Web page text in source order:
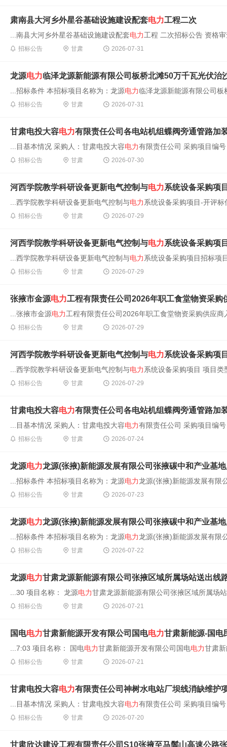
肃南县大河乡外星谷基础设施建设配套电力工程二次
...南县大河乡外星谷基础设施建设配套电力工程 二次招标公告 资格
招标公告 甘肃 2026-07-31
龙源电力临泽龙源新能源有限公司板桥北滩50万千瓦光伏治沙项目储
...招标条件 本招标项目名称为：龙源电力临泽龙源新能源有限公司
招标公告 甘肃 2026-07-31
甘肃电投大容电力有限责任公司各电站机组蝶阀旁通管路加
...目基本情况 采购人：甘肃电投大容电力有限责任公司 采购项目编
招标公告 甘肃 2026-07-30
河西学院教学科研设备更新电气控制与电力系统设备采购项
...西学院教学科研设备更新电气控制与电力系统设备采购项目-开评
招标公告 甘肃 2026-07-29
河西学院教学科研设备更新电气控制与电力系统设备采购项
...西学院教学科研设备更新电气控制与电力系统设备采购项目招标项
招标公告 甘肃 2026-07-29
张掖市金源电力工程有限责任公司2026年职工食堂物资采购
...张掖市金源电力工程有限责任公司2026年职工食堂物资采购供应
招标公告 甘肃 2026-07-29
河西学院教学科研设备更新电气控制与电力系统设备采购项
...西学院教学科研设备更新电气控制与电力系统设备采购项目 项目
招标公告 甘肃 2026-07-29
甘肃电投大容电力有限责任公司各电站机组蝶阀旁通管路加
...目基本情况 采购人：甘肃电投大容电力有限责任公司 采购项目编
招标公告 甘肃 2026-07-24
龙源电力龙源(张掖)新能源发展有限公司张掖碳中和产业基地风光氢
...招标条件 本招标项目名称为：龙源电力龙源(张掖)新能源发展有限
招标公告 甘肃 2026-07-23
龙源电力龙源(张掖)新能源发展有限公司张掖碳中和产业基地风光氢
...招标条件 本招标项目名称为：龙源电力龙源(张掖)新能源发展有限
招标公告 甘肃 2026-07-22
龙源电力甘肃龙源新能源有限公司张掖区域所属场站送出线
...30 项目名称： 龙源电力甘肃龙源新能源有限公司张掖区域所属场
招标公告 甘肃 2026-07-21
国电电力甘肃新能源开发有限公司国电电力甘肃新能源-国电民乐三
...7:03 项目名称： 国电电力甘肃新能源开发有限公司国电电力甘肃
招标公告 甘肃 2026-07-21
甘肃电投大容电力有限责任公司神树水电站厂坝线消缺维护
...目基本情况 采购人：甘肃电投大容电力有限责任公司 采购项目编
招标公告 甘肃 2026-07-20